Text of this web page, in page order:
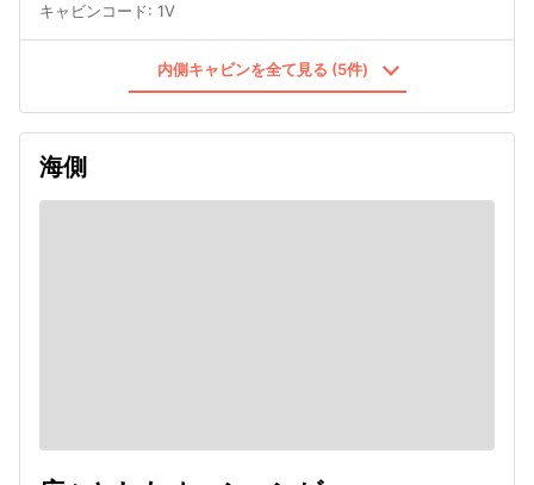
キャビンコード: 1V
内側キャビンを全て見る (5件)
海側